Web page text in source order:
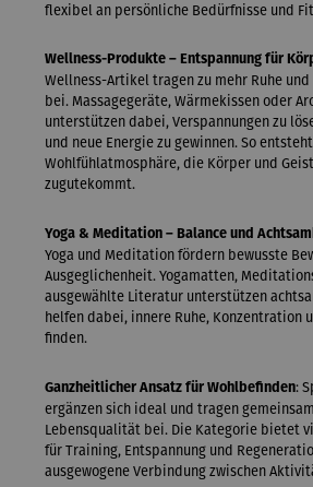
flexibel an persönliche Bedürfnisse und
Wellness-Produkte – Entspannung für
Wellness-Artikel tragen zu mehr Ruhe
bei. Massagegeräte, Wärmekissen oder
unterstützen dabei, Verspannungen zu
und neue Energie zu gewinnen. So
Wohlfühlatmosphäre, die Körper und
zugutekommt.
Yoga & Meditation – Balance und
Yoga und Meditation fördern bewusste
Ausgeglichenheit. Yogamatten,
ausgewählte Literatur unterstützen
helfen dabei, innere Ruhe, Konzentration
finden.
Ganzheitlicher Ansatz für Wohlbefinden:
ergänzen sich ideal und tragen
Lebensqualität bei. Die Kategorie bietet
für Training, Entspannung und
ausgewogene Verbindung zwischen